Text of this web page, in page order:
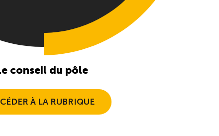
conseil du pôle
À LA RUBRIQUE